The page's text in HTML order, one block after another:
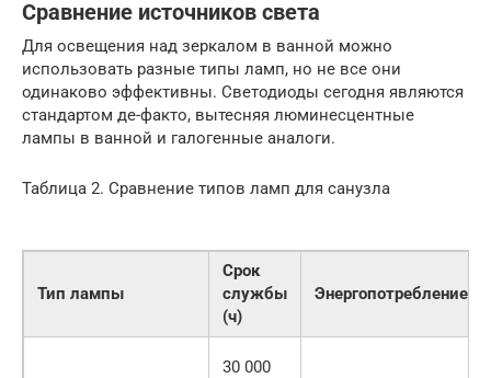
Сравнение источников света
Для освещения над зеркалом в ванной можно
использовать разные типы ламп, но не все они
одинаково эффективны. Светодиоды сегодня являются
стандартом де-факто, вытесняя люминесцентные
лампы в ванной и галогенные аналоги.
Таблица 2. Сравнение типов ламп для санузла
Тип лампы
Срок
службы
(ч)
Энергопотребление
30 000